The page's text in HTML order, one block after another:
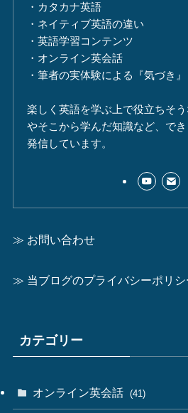
・カタカナ英語
・ネイティブ英語の違い
・英語学習コンテンツ
・オンライン英会話
・筆者の実体験による『気づき』
楽しく英語を学ぶ上で役立ちそ
やそこから学んだ知識など、で
発信しています。
≫ お問い合わせ
≫ 当ブログのプライバシーポリシ
カテゴリー
オンライン英会話 (41)